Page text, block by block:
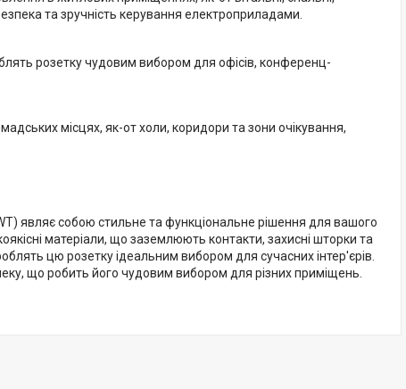
та зручність керування електроприладами.
розетку чудовим вибором для офісів, конференц-
місцях, як-от холи, коридори та зони очікування,
являє собою стильне та функціональне рішення для вашого
матеріали, що заземлюють контакти, захисні шторки та
цю розетку ідеальним вибором для сучасних інтер'єрів.
що робить його чудовим вибором для різних приміщень.